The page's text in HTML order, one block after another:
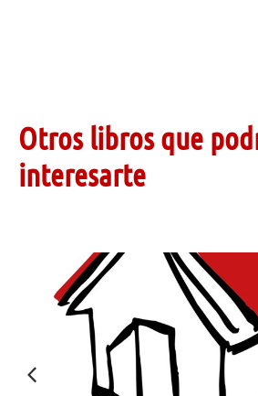
Otros libros que
interesarte